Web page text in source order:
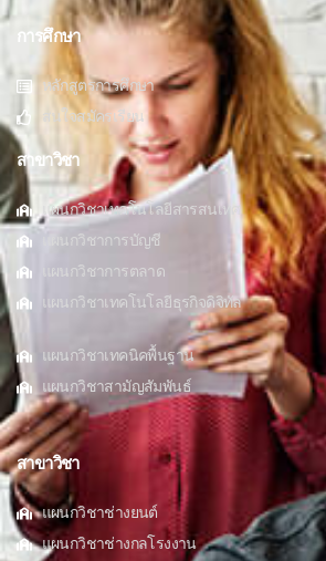
การศึกษา
หลักสูตรการศึกษา
สนใจสมัครเรียน
สาขาวิชา
แผนกวิชาเทคโนโลยีสารสนเทศ
แผนกวิชาการบัญชี
แผนกวิชาการตลาด
แผนกวิชาเทคโนโลยีธุรกิจดิจิทัล
แผนกวิชาเทคนิคพื้นฐาน
แผนกวิชาสามัญสัมพันธ์
สาขาวิชา
แผนกวิชาช่างยนต์
แผนกวิชาช่างกลโรงงาน